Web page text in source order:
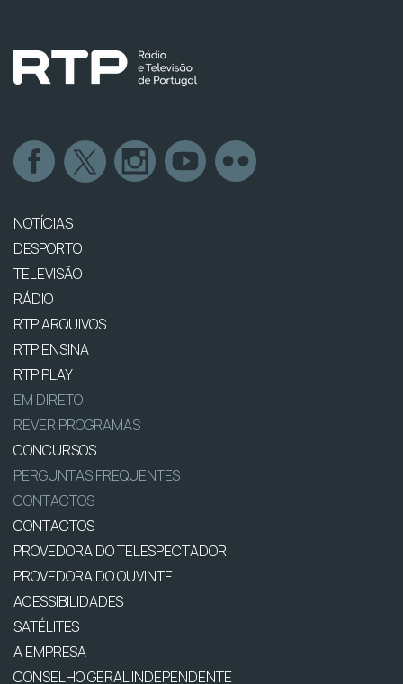
NOTÍCIAS
DESPORTO
TELEVISÃO
RÁDIO
RTP ARQUIVOS
RTP ENSINA
RTP PLAY
EM DIRETO
REVER PROGRAMAS
CONCURSOS
PERGUNTAS FREQUENTES
CONTACTOS
CONTACTOS
PROVEDORA DO TELESPECTADOR
PROVEDORA DO OUVINTE
ACESSIBILIDADES
SATÉLITES
A EMPRESA
CONSELHO GERAL INDEPENDENTE